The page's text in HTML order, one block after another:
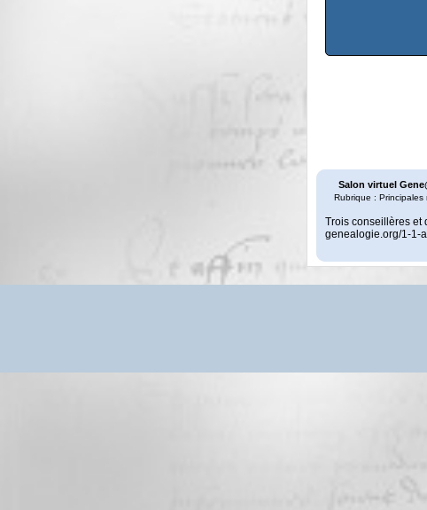
Salon virtuel
Rubrique : Principales
Trois conseillères et
genealogie.org/1-1-